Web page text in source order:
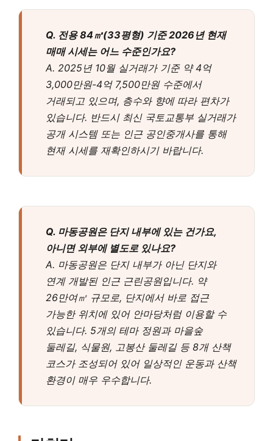
Q. 전용 84㎡(33평형) 기준 2026년 현재
매매 시세는 어느 수준인가요?
A. 2025년 10월 실거래가 기준 약 4억
3,000만원-4억 7,500만원 수준에서
거래되고 있으며, 층수와 향에 따라 편차가
있습니다. 반드시 최신 국토교통부 실거래가
공개 시스템 또는 인근 공인중개사를 통해
현재 시세를 재확인하시기 바랍니다.
Q. 마동공원은 단지 내부에 있는 건가요,
아니면 외부에 별도로 있나요?
A. 마동공원은 단지 내부가 아닌 단지와
연계 개발된 인근 근린공원입니다. 약
26만여㎡ 규모로, 단지에서 바로 접근
가능한 위치에 있어 안마당처럼 이용할 수
있습니다. 5개의 테마 정원과 마을숲
둘레길, 식물원, 고봉산 둘레길 등 8개 산책
코스가 조성되어 있어 일상적인 운동과 산책
환경이 매우 우수합니다.